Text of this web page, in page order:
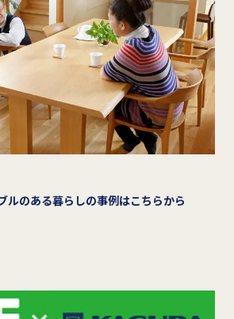
ルのある暮らしの事例はこちらから